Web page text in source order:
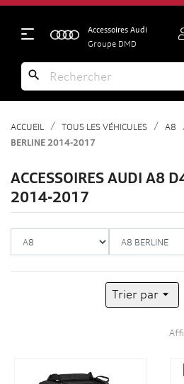
Accessoires Audi
Groupe DMD
search
ACCUEIL TOUS LES VÉHICULES A8
BERLINE 2014-2017
ACCESSOIRES AUDI A8
2014-2017
Trier par 